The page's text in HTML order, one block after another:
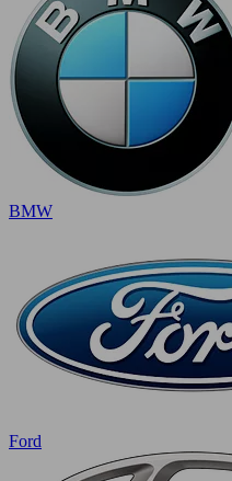
BMW
Ford